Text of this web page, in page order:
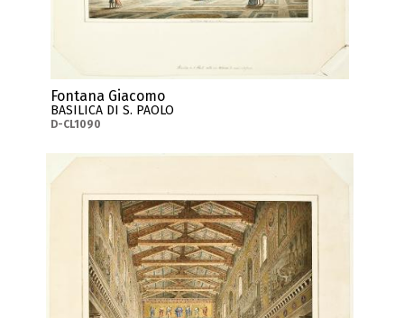
Fontana Giacomo
BASILICA DI S. PAOLO
D-CL1090